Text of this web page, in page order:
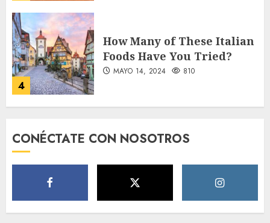
4
How Many of These Italian
Foods Have You Tried?
MAYO 14, 2024 810
Classic Cars in a Retro
CONÉCTATE CON NOSOTROS